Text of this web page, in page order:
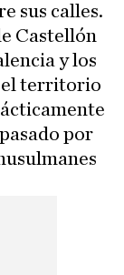
sus calles.
Castellón
y los
el territorio
por